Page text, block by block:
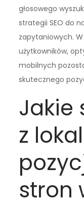
głosowego
strategii SEO do
zapytaniowych.
użytkowników,
mobilnych
skutecznego
Jakie
z
stron